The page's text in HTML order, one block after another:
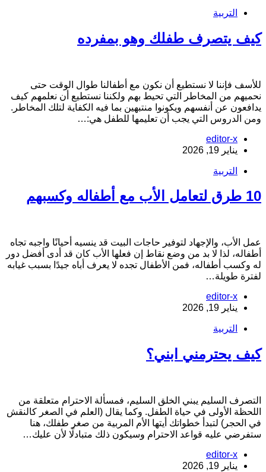
التربية
يتصرف طفلك وهو بمفرده
فإننا لا نستطيع أن نكون مع أطفالنا طوال الوقت حتى
من المخاطر التي تحيط بهم ولكننا نستطيع أن نعلمهم كيف
عن أنفسهم ويكونوا منتبهين بما فيه الكفاية لتلك المخاطر.
الدروس التي يجب أن تعليمها للطفل هي:…
editor-x
يناير 19, 2026
التربية
الأب مع أطفاله وكسبهم
الأب، والإجهاد لتوفير حاجات البيت قد ينسيه أحيانًا واجبه تجاه
لذا لا بد من وضع نقاط إن فعلها الأب كان قد أدى أفضل دور
وكسب أطفاله، فمن الأطفال تجده لا يعرف أباه جيدًا بسبب غيابه
طويلة…
editor-x
يناير 19, 2026
التربية
يحترمني ابني؟
السليم يبني الخلق السليم، فمسألة الاحترام متعلقة من
الأولى في حياة الطفل. وكما يقال (العلم في الصغر كالنقش
الحجر) لتبدأ خطواتك أيتها الأم المربية من صغر طفلك، هنا
عليه قواعد الاحترام وسيكون ذلك متبادلًا لأن عليك…
editor-x
يناير 19, 2026